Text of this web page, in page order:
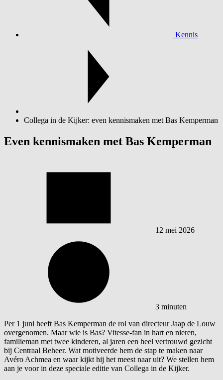
Kennis
Collega in de Kijker: even kennismaken met Bas Kemperman
Even kennismaken met Bas Kemperman
12 mei 2026
3 minuten
Per 1 juni heeft Bas Kemperman de rol van directeur Jaap de Louw
overgenomen. Maar wie is Bas? Vitesse-fan in hart en nieren,
familieman met twee kinderen, al jaren een heel vertrouwd gezicht
bij Centraal Beheer. Wat motiveerde hem de stap te maken naar
Avéro Achmea en waar kijkt hij het meest naar uit? We stellen hem
aan je voor in deze speciale editie van Collega in de Kijker.